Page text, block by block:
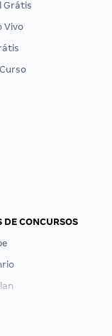
Grátis
Vivo
DE CONCURSOS